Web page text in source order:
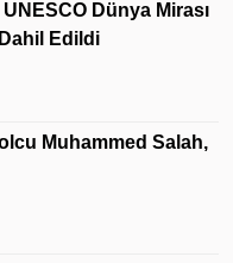
Dünya Mirası
Edildi
Muhammed Salah,